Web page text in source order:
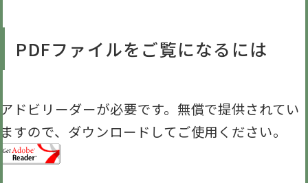
PDFファイルをご覧になるには
アドビリーダーが必要です。無償で提供されてい
ますので、ダウンロードしてご使用ください。